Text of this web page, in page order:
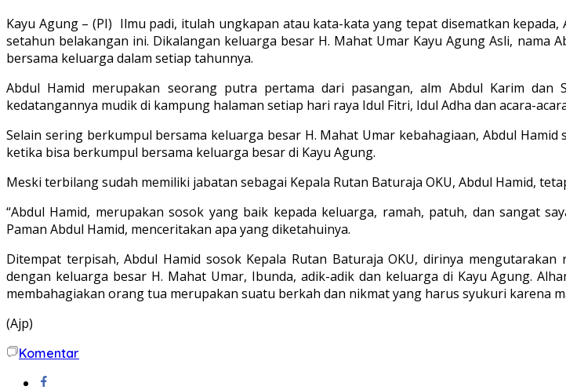
Kayu Agung – (PI) Ilmu padi, itulah ungkapan atau kata-kata yang tepat disematkan
setahun belakangan ini. Dikalangan keluarga besar H. Mahat Umar Kayu Agung Asli,
bersama keluarga dalam setiap tahunnya.
Abdul Hamid merupakan seorang putra pertama dari pasangan, alm Abdul Karim
kedatangannya mudik di kampung halaman setiap hari raya Idul Fitri, Idul Adha dan acara-
Selain sering berkumpul bersama keluarga besar H. Mahat Umar kebahagiaan, Abdul
ketika bisa berkumpul bersama keluarga besar di Kayu Agung.
Meski terbilang sudah memiliki jabatan sebagai Kepala Rutan Baturaja OKU, Abdul Hamid,
“Abdul Hamid, merupakan sosok yang baik kepada keluarga, ramah, patuh, dan sangat
Paman Abdul Hamid, menceritakan apa yang diketahuinya.
Ditempat terpisah, Abdul Hamid sosok Kepala Rutan Baturaja OKU, dirinya
dengan keluarga besar H. Mahat Umar, Ibunda, adik-adik dan keluarga di Kayu Agung.
membahagiakan orang tua merupakan suatu berkah dan nikmat yang harus syukuri karena
(Ajp)
Komentar